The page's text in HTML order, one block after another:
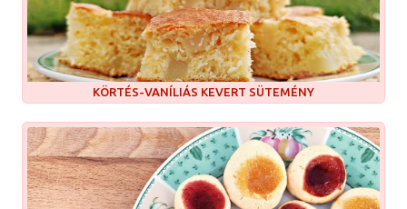
KÖRTÉS-VANÍLIÁS KEVERT SÜTEMÉNY